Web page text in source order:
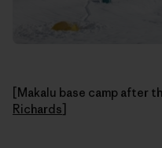
[Makalu base camp after
Richards]